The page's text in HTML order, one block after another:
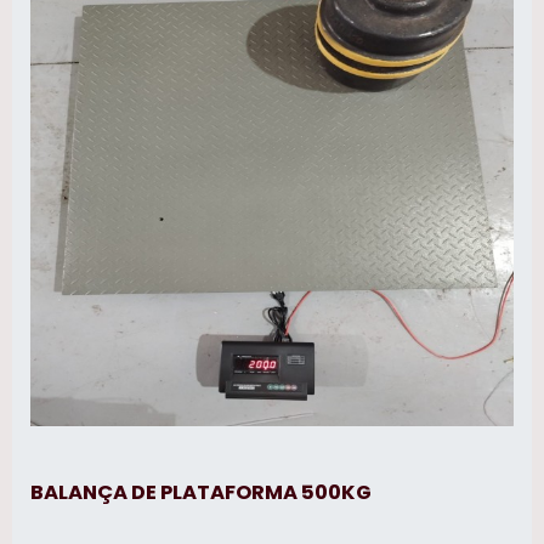
industriais ,atualização tecnológica de
balanças rodoviárias e em geral.
BALANÇA DE PLATAFORMA 500KG